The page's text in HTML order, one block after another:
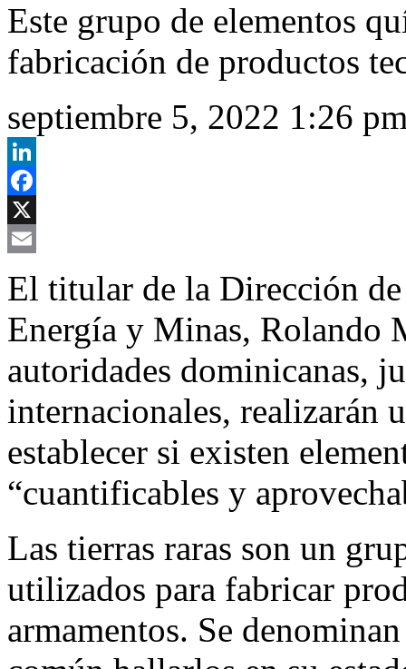
Este grupo de elementos
fabricación de productos
septiembre 5, 2022 1:26
LinkedIn
Facebook
X
El titular de la Dirección
Energía y Minas, Rolando
autoridades dominicanas,
internacionales, realizarán
establecer si existen
“cuantificables y
Las tierras raras son un
utilizados para fabricar
armamentos. Se